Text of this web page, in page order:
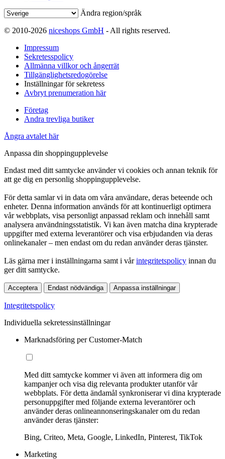
Ändra region/språk
© 2010-2026 niceshops GmbH - All rights reserved.
Impressum
Sekretesspolicy
Allmänna villkor och ångerrät
Tillgänglighetsredogörelse
Inställningar för sekretess
Avbryt prenumeration här
Företag
Andra trevliga butiker
Ångra avtalet här
Anpassa din shoppingupplevelse
Endast med ditt samtycke använder vi cookies och annan teknik för
att ge dig en personlig shoppingupplevelse.
För detta samlar vi in data om våra användare, deras beteende och
enheter. Denna information används för att kontinuerligt optimera
vår webbplats, visa personligt anpassad reklam och innehåll samt
analysera användningsstatistik. Vi kan även matcha dina krypterade
uppgifter med externa leverantörer och visa erbjudanden via deras
onlinekanaler – men endast om du redan använder deras tjänster.
Läs gärna mer i inställningarna samt i vårintegritetspolicy innan du
ger ditt samtycke.
Acceptera Endast nödvändiga Anpassa inställningar
Integritetspolicy
Individuella sekretessinställningar
Marknadsföring per Customer-Match
Med ditt samtycke kommer vi även att informera dig om
kampanjer och visa dig relevanta produkter utanför vår
webbplats. För detta ändamål synkroniserar vi dina krypterade
personuppgifter med följande externa leverantörer och
använder deras onlineannonseringskanaler om du redan
använder deras tjänster:
Bing, Criteo, Meta, Google, LinkedIn, Pinterest, TikTok
Marketing